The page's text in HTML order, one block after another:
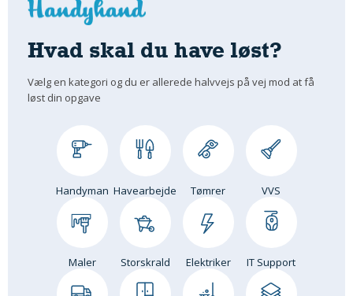
Hvad skal du have løst?
Vælg en kategori og du er allerede halvvejs på vej mod at få
løst din opgave
Handyman Havearbejde Tømrer VVS
Maler Storskrald Elektriker IT Support